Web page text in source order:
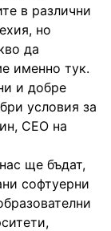
в различни
но
да
именно тук.
и добре
условия за
CEO на
ще бъдат,
софтуерни